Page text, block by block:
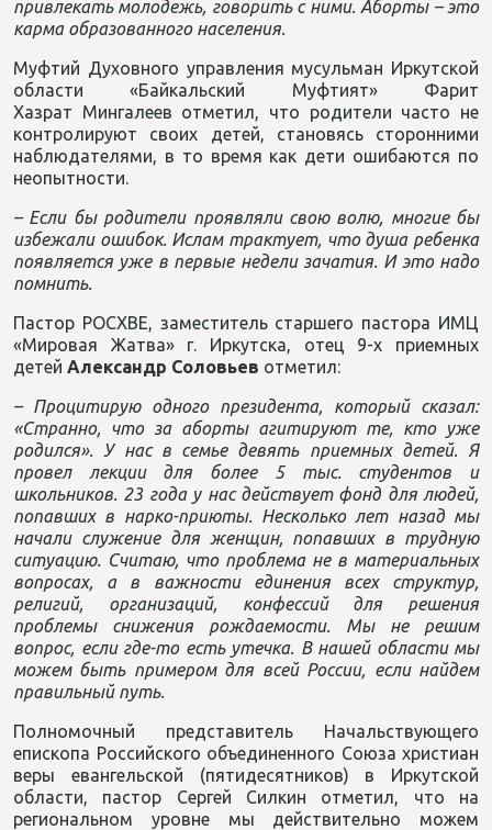
привлекать молодежь, говорить с ними. Аборты – это
карма образованного населения.
Муфтий Духовного управления мусульман Иркутской
области «Байкальский Муфтият» Фарит
Хазрат Мингалеев отметил, что родители часто не
контролируют своих детей, становясь сторонними
наблюдателями, в то время как дети ошибаются по
неопытности.
– Если бы родители проявляли свою волю, многие бы
избежали ошибок. Ислам трактует, что душа ребенка
появляется уже в первые недели зачатия. И это надо
помнить.
Пастор РОСХВЕ, заместитель старшего пастора ИМЦ
«Мировая Жатва» г. Иркутска, отец 9-х приемных
детей Александр Соловьев отметил:
– Процитирую одного президента, который сказал:
«Странно, что за аборты агитируют те, кто уже
родился». У нас в семье девять приемных детей. Я
провел лекции для более 5 тыс. студентов и
школьников. 23 года у нас действует фонд для людей,
попавших в нарко-приюты. Несколько лет назад мы
начали служение для женщин, попавших в трудную
ситуацию. Считаю, что проблема не в материальных
вопросах, а в важности единения всех структур,
религий, организаций, конфессий для решения
проблемы снижения рождаемости. Мы не решим
вопрос, если где-то есть утечка. В нашей области мы
можем быть примером для всей России, если найдем
правильный путь.
Полномочный представитель Начальствующего
епископа Российского объединенного Союза христиан
веры евангельской (пятидесятников) в Иркутской
области, пастор Сергей Силкин отметил, что на
региональном уровне мы действительно можем